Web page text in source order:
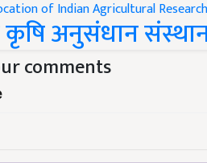
अनुसंधान
comments